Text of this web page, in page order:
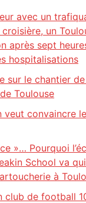
avec un
un
après sept
hospitalisations
sur le chantier
Toulouse
veut convaincre
»… Pourquoi
School va
à
club de football